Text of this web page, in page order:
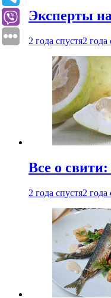
Эксперты
2 года спустя2 года
Все о
2 года спустя2 года